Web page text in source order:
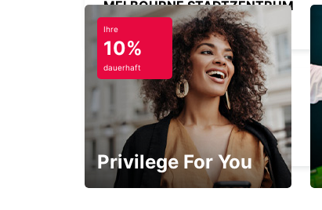
MELBOURNE STADTZENTRUM
MELBOURNE - AUSTRALIA
MELBOURNE SOUTHBANK
SOUTHBANK - AUSTRALIA
Ihre
10%
dauerhaft
Privilege For You